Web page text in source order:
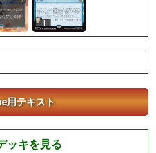
1
用テキスト
ッキを見る